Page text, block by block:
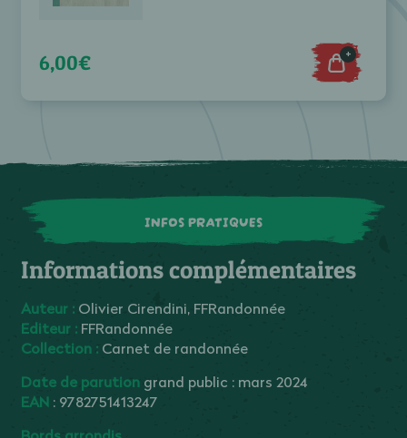
6,00€ +
INFOS PRATIQUES
Informations complémentaires
Auteur : Olivier Cirendini, FFRandonnée
Editeur : FFRandonnée
Collection : Carnet de randonnée
Date de parution grand public : mars 2024
EAN : 9782751413247